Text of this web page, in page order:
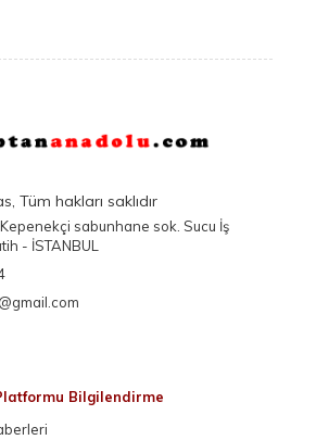
Tüm hakları saklıdır
sabunhane sok. Sucu İş
- İSTANBUL
Bilgilendirme